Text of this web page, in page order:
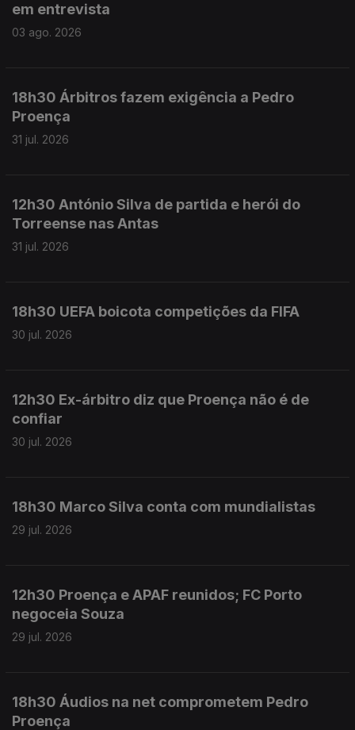
em entrevista
03 ago. 2026
18h30 Árbitros fazem exigência a Pedro
Proença
31 jul. 2026
12h30 António Silva de partida e herói do
Torreense nas Antas
31 jul. 2026
18h30 UEFA boicota competições da FIFA
30 jul. 2026
12h30 Ex-árbitro diz que Proença não é de
confiar
30 jul. 2026
18h30 Marco Silva conta com mundialistas
29 jul. 2026
12h30 Proença e APAF reunidos; FC Porto
negoceia Souza
29 jul. 2026
18h30 Áudios na net comprometem Pedro
Proença